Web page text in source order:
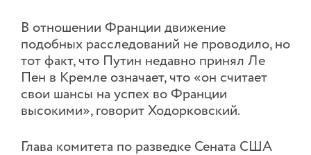
В отношении Франции движение
подобных расследований не проводило, но
тот факт, что Путин недавно принял Ле
Пен в Кремле означает, что «он считает
свои шансы на успех во Франции
высокими», говорит Ходорковский.
Глава комитета по разведке Сената США